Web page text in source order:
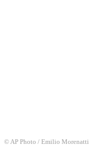
© AP Photo / Emilio Morenatti